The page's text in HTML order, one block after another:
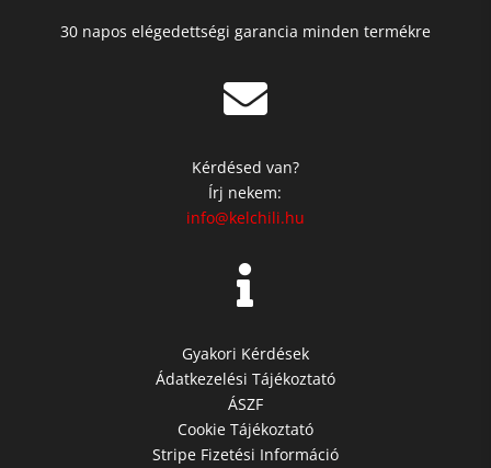
30 napos elégedettségi garancia minden termékre

Kérdésed van?
Írj nekem:
info@kelchili.hu

Gyakori Kérdések
Ádatkezelési Tájékoztató
ÁSZF
Cookie Tájékoztató
Stripe Fizetési Információ